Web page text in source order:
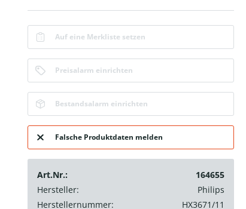
Auf eine Merkliste setzen
Preisalarm einrichten
Bestandsalarm einrichten
Falsche Produktdaten melden
Art.Nr.:
164655
Hersteller:
Philips
Herstellernummer:
HX3671/11